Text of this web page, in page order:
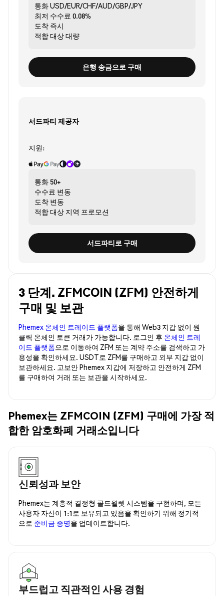
통화USD/EUR/CHF/AUD/GBP/JPY
최저 수수료 0.08%
도착 즉시
적합 대상대량
은행 송금으로 구매
서드파티 제공자
지원:
통화 50+
수수료 변동
도착 변동
적합 대상 지역 프로모션
서드파티로 구매
3 단계. ZFMCOIN (ZFM) 안전하게
구매 및 보관
Phemex 온체인 트레이드 플랫폼을 통해 Web3 지갑 없이 원
클릭 온체인 토큰 거래가 가능합니다. 로그인 후 온체인 트레
이드 플랫폼으로 이동하여 ZFM 또는 계약 주소를 검색하고 가
용성을 확인하세요. USDT로 ZFM를 구매하고 외부 지갑 없이
보관하세요. 고보안 Phemex 지갑에 저장하고 안전하게 ZFM
를 구매하여 거래 또는 보관을 시작하세요.
Phemex는 ZFMCOIN (ZFM) 구매에 가장 적
합한 암호화폐 거래소입니다
신뢰성과 보안
Phemex는 계층적 결정형 콜드월렛 시스템을 구현하며, 모든
사용자 자산이 1:1로 보유되고 있음을 확인하기 위해 정기적
으로 준비금 증명을 업데이트합니다.
부드럽고 직관적인 사용 경험